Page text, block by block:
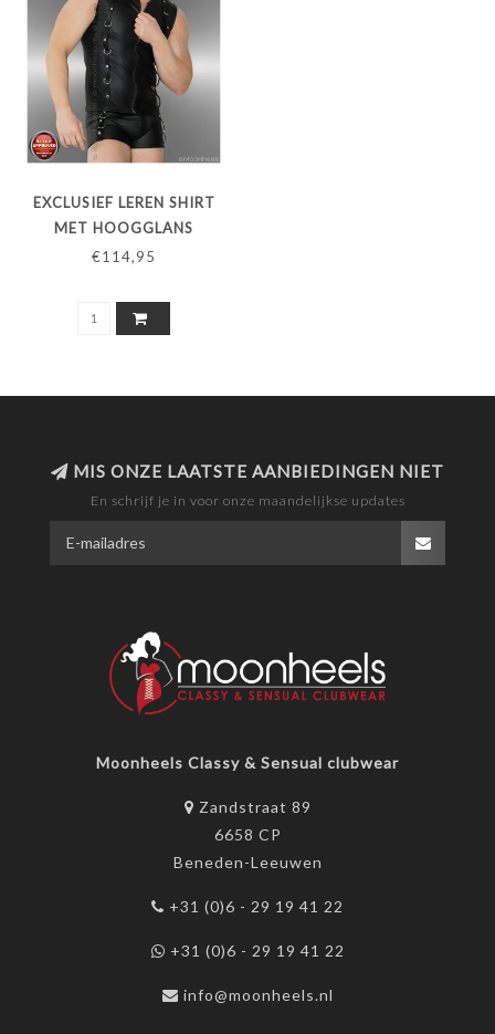
EXCLUSIEF LEREN SHIRT
MET HOOGGLANS
CHROOM D-RINGEN
€114,95
MIS ONZE LAATSTE AANBIEDINGEN NIET
En schrijf je in voor onze maandelijkse updates
Moonheels Classy & Sensual clubwear
Zandstraat 89
6658 CP
Beneden-Leeuwen
+31 (0)6 - 29 19 41 22
+31 (0)6 - 29 19 41 22
info@moonheels.nl